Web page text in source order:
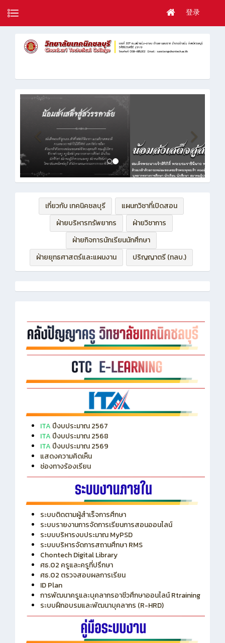
登录
เกี่ยวกับ เทคนิคชลบุรี
แผนกวิชาที่เปิดสอน
ฝ่ายบริหารทรัพยากร
ฝ่ายวิชาการ
ฝ่ายกิจการนักเรียนนักศึกษา
ฝ่ายยุทธศาสตร์และแผนงาน
ปริญญาตรี (ทลบ.)
ITA ปีงบประมาณ 2567
ITA ปีงบประมาณ 2568
ITAปีงบประมาณ 2569
แสดงความคิดเห็น
ช่องทางร้องเรียน
ระบบติดตามผู้สำเร็จการศึกษา
ระบบรายงานการจัดการเรียนการสอนออนไลน์
ระบบบริหารงบประมาณ MyPSD
ระบบบริหารจัดการสถานศึกษา RMS
Chontech Digital Library
ศธ.02 ครูและครูที่ปรึกษา
ศธ.02 ตรวจสอบผลการเรียน
ID Plan
การพัฒนาครูและบุคลากรอาชีวศึกษาออนไลน์ Rtraining
ระบบฝึกอบรมและพัฒนาบุคลากร (R-HRD)